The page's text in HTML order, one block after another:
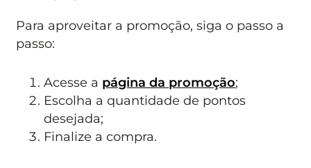
Para aproveitar a promoção, siga o passo a
passo:
Acesse a página da promoção;
Escolha a quantidade de pontos
desejada;
Finalize a compra.